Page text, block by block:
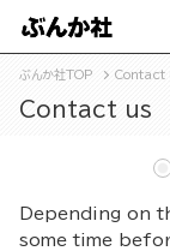
ぶんか社TOP Contact
Contact us
Depending on
some time